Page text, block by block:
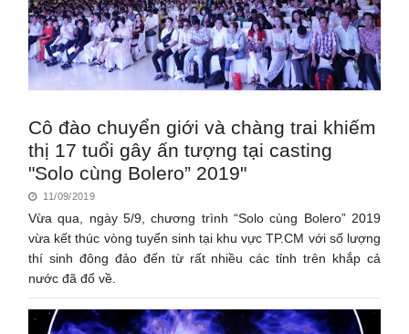
Cô đào chuyển giới và chàng trai khiếm
thị 17 tuổi gây ấn tượng tại casting
"Solo cùng Bolero” 2019"
11/09/2019
Vừa qua, ngày 5/9, chương trình “Solo cùng Bolero” 2019
vừa kết thúc vòng tuyển sinh tại khu vực TP.CM với số lượng
thí sinh đông đảo đến từ rất nhiều các tỉnh trên khắp cả
nước đã đổ về.